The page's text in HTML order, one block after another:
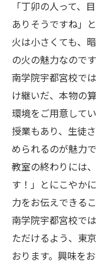
「丁卯の人って、
ありそうですね」
火は小さくても、
の火の魅力なのです
南学院宇都宮校で
け継いだ、本物の
環境をご用意して
授業もあり、生徒
められるのが魅力で
教室の終わりには
す！」とにこやか
力をお伝えできる
南学院宇都宮校で
ただけるよう、東
おります。興味を